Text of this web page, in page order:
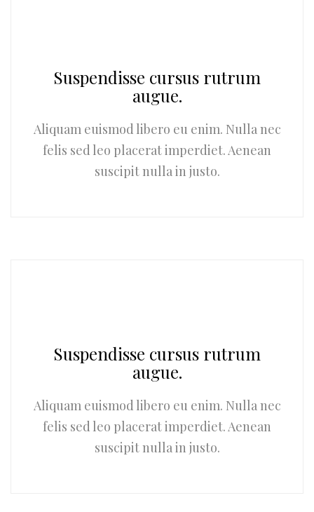
Suspendisse cursus rutrum
augue.
Aliquam euismod libero eu enim. Nulla nec
felis sed leo placerat imperdiet. Aenean
suscipit nulla in justo.
Suspendisse cursus rutrum
augue.
Aliquam euismod libero eu enim. Nulla nec
felis sed leo placerat imperdiet. Aenean
suscipit nulla in justo.